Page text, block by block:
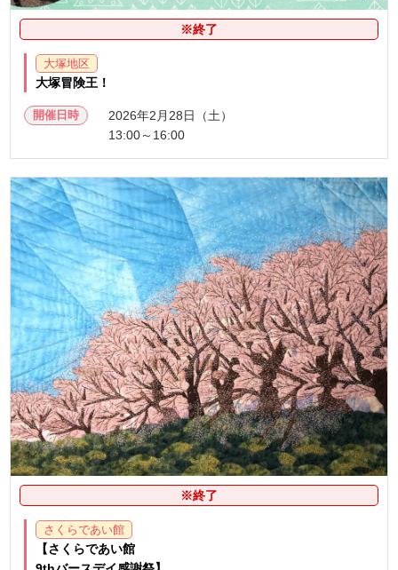
※終了
大塚地区
大塚冒険王！
開催日時
2026年2月28日（土）
13:00～16:00
※終了
さくらであい館
【さくらであい館